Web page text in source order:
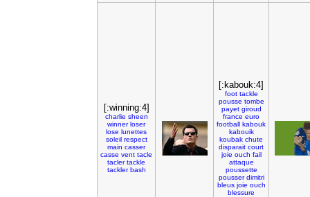
[:winning:4]
charlie sheen
winner loser
lose lunettes
soleil respect
main casser
casse vent tacle
tacler tackle
tackler bash
[:kabouk:4]
foot tackle
pousse tombe
payet giroud
france euro
football kabouk
kabouik
koubak chute
disparait court
joie ouch fail
attaque
poussette
pousser dimitri
bleus joie ouch
blessure